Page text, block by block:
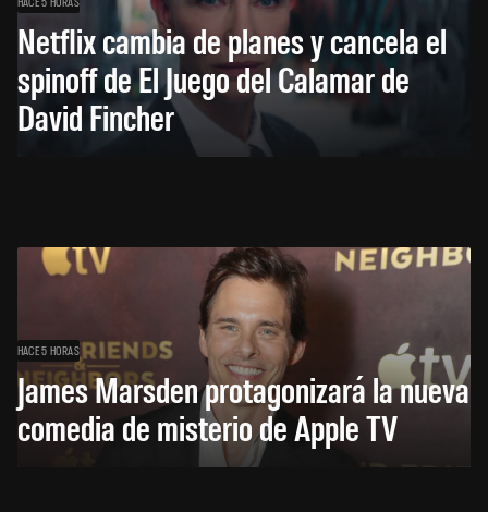
Netflix cambia de planes y cancela el
spinoff de El Juego del Calamar de
David Fincher
HACE 5 HORAS
James Marsden protagonizará la nueva
comedia de misterio de Apple TV